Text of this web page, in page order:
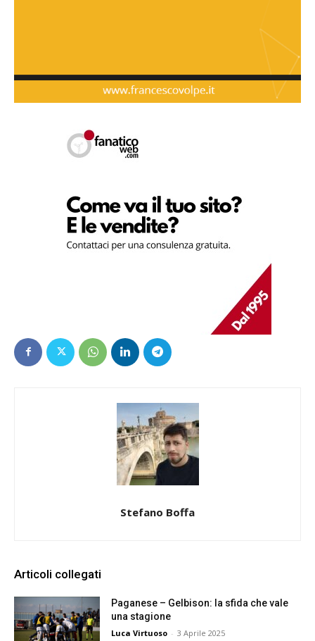
Stefano Boffa
Articoli collegati
Paganese – Gelbison: la sfida che vale
una stagione
Luca Virtuoso - 3 Aprile 2025